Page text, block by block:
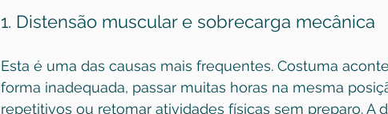
1. Distensão muscular e sobrecarga mecânica
Esta é uma das causas mais frequentes. Costuma
forma inadequada, passar muitas horas na mesma
repetitivos ou retomar atividades físicas sem preparo. A